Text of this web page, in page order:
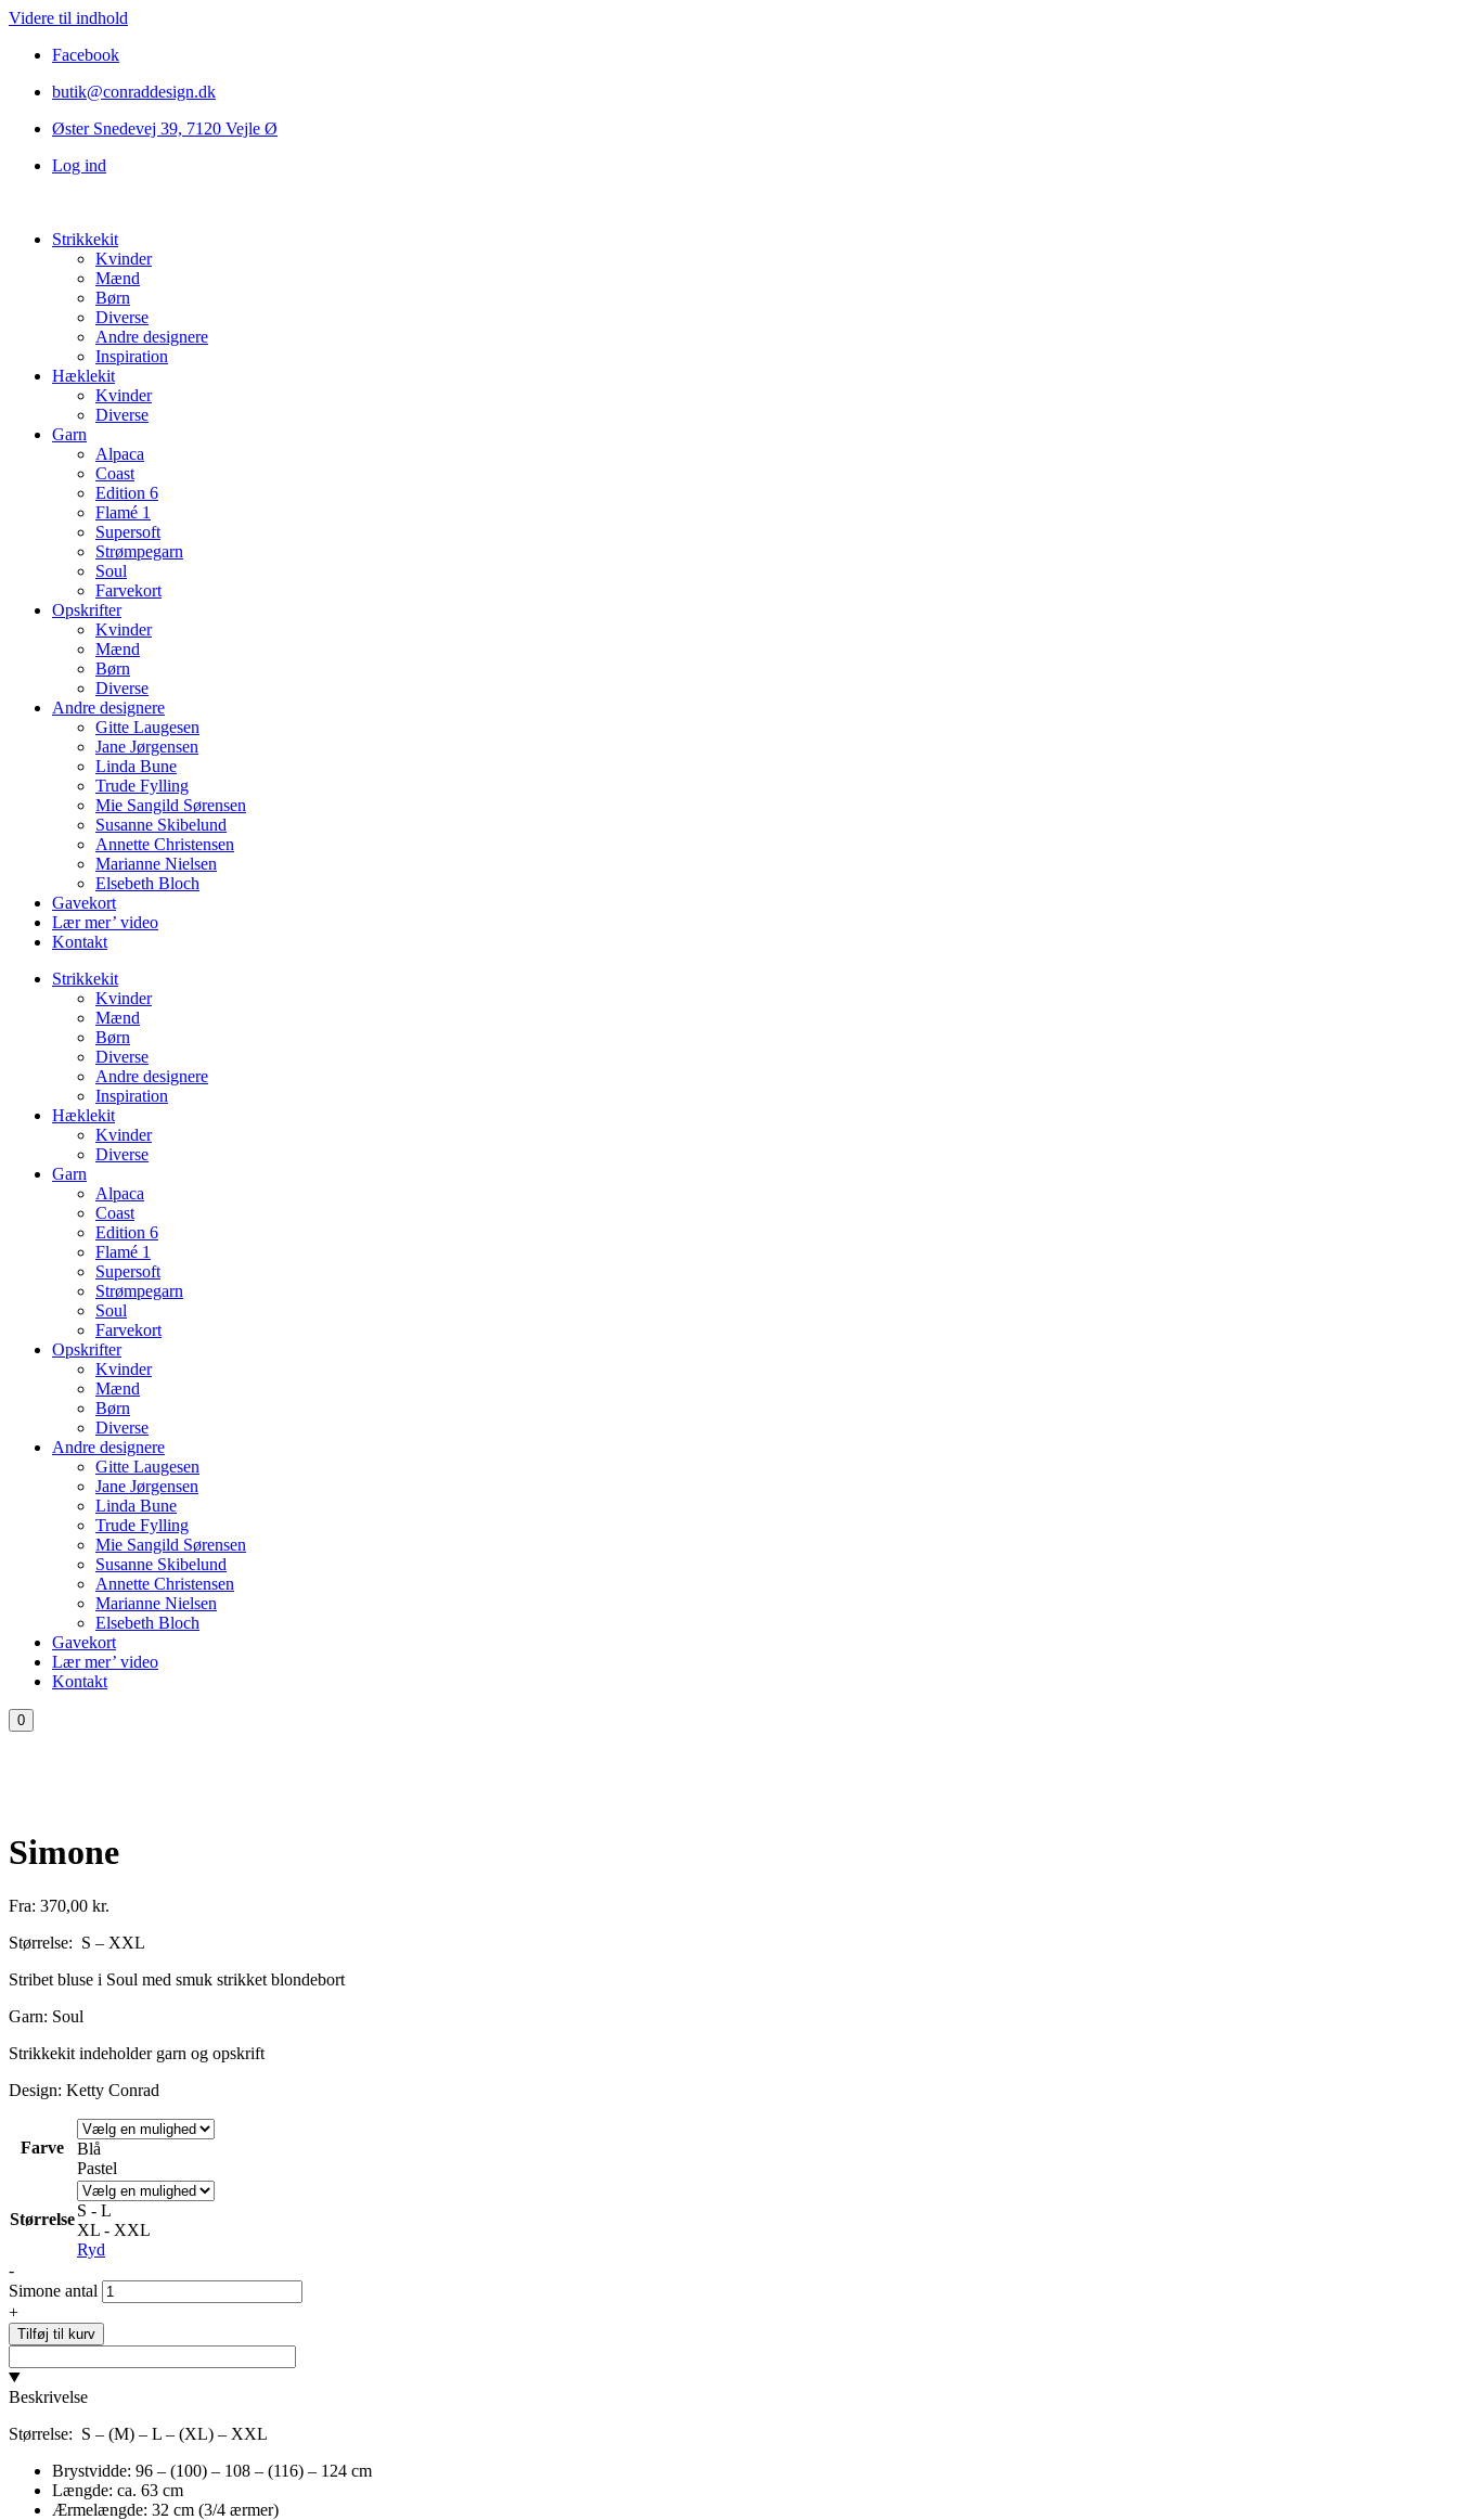
Videre til indhold
Facebook
butik@conraddesign.dk
Øster Snedevej 39, 7120 Vejle Ø
Log ind
Strikkekit
Kvinder
Mænd
Børn
Diverse
Andre designere
Inspiration
Hæklekit
Kvinder
Diverse
Garn
Alpaca
Coast
Edition 6
Flamé 1
Supersoft
Strømpegarn
Soul
Farvekort
Opskrifter
Kvinder
Mænd
Børn
Diverse
Andre designere
Gitte Laugesen
Jane Jørgensen
Linda Bune
Trude Fylling
Mie Sangild Sørensen
Susanne Skibelund
Annette Christensen
Marianne Nielsen
Elsebeth Bloch
Gavekort
Lær mer’ video
Kontakt
Strikkekit
Kvinder
Mænd
Børn
Diverse
Andre designere
Inspiration
Hæklekit
Kvinder
Diverse
Garn
Alpaca
Coast
Edition 6
Flamé 1
Supersoft
Strømpegarn
Soul
Farvekort
Opskrifter
Kvinder
Mænd
Børn
Diverse
Andre designere
Gitte Laugesen
Jane Jørgensen
Linda Bune
Trude Fylling
Mie Sangild Sørensen
Susanne Skibelund
Annette Christensen
Marianne Nielsen
Elsebeth Bloch
Gavekort
Lær mer’ video
Kontakt
0
Simone
Fra: 370,00 kr.
Størrelse: S – XXL
Stribet bluse i Soul med smuk strikket blondebort
Garn: Soul
Strikkekit indeholder garn og opskrift
Design: Ketty Conrad
Farve
Blå
Pastel
StørrelseS - L
XL - XXL
Ryd
-
Simone antal
+
Tilføj til kurv
Beskrivelse
Størrelse: S – (M) – L – (XL) – XXL
Brystvidde: 96 – (100) – 108 – (116) – 124 cm
Længde: ca. 63 cm
Ærmelængde: 32 cm (3/4 ærmer)